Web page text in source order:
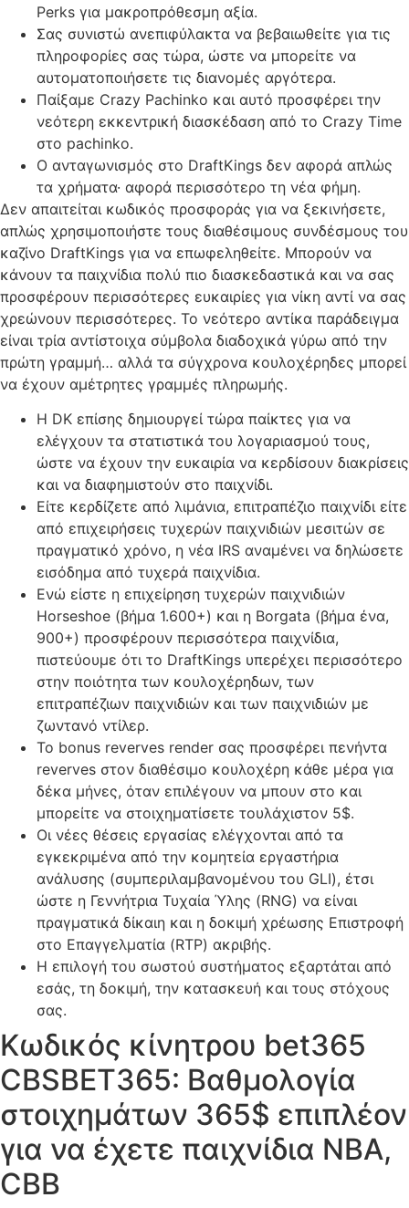
Perks για μακροπρόθεσμη αξία.
Σας συνιστώ ανεπιφύλακτα να βεβαιωθείτε για τις
πληροφορίες σας τώρα, ώστε να μπορείτε να
αυτοματοποιήσετε τις διανομές αργότερα.
Παίξαμε Crazy Pachinko και αυτό προσφέρει την
νεότερη εκκεντρική διασκέδαση από το Crazy Time
στο pachinko.
Ο ανταγωνισμός στο DraftKings δεν αφορά απλώς
τα χρήματα· αφορά περισσότερο τη νέα φήμη.
Δεν απαιτείται κωδικός προσφοράς για να ξεκινήσετε,
απλώς χρησιμοποιήστε τους διαθέσιμους συνδέσμους του
καζίνο DraftKings για να επωφεληθείτε. Μπορούν να
κάνουν τα παιχνίδια πολύ πιο διασκεδαστικά και να σας
προσφέρουν περισσότερες ευκαιρίες για νίκη αντί να σας
χρεώνουν περισσότερες. Το νεότερο αντίκα παράδειγμα
είναι τρία αντίστοιχα σύμβολα διαδοχικά γύρω από την
πρώτη γραμμή… αλλά τα σύγχρονα κουλοχέρηδες μπορεί
να έχουν αμέτρητες γραμμές πληρωμής.
Η DK επίσης δημιουργεί τώρα παίκτες για να
ελέγχουν τα στατιστικά του λογαριασμού τους,
ώστε να έχουν την ευκαιρία να κερδίσουν διακρίσεις
και να διαφημιστούν στο παιχνίδι.
Είτε κερδίζετε από λιμάνια, επιτραπέζιο παιχνίδι είτε
από επιχειρήσεις τυχερών παιχνιδιών μεσιτών σε
πραγματικό χρόνο, η νέα IRS αναμένει να δηλώσετε
εισόδημα από τυχερά παιχνίδια.
Ενώ είστε η επιχείρηση τυχερών παιχνιδιών
Horseshoe (βήμα 1.600+) και η Borgata (βήμα ένα,
900+) προσφέρουν περισσότερα παιχνίδια,
πιστεύουμε ότι το DraftKings υπερέχει περισσότερο
στην ποιότητα των κουλοχέρηδων, των
επιτραπέζιων παιχνιδιών και των παιχνιδιών με
ζωντανό ντίλερ.
Το bonus reverves render σας προσφέρει πενήντα
reverves στον διαθέσιμο κουλοχέρη κάθε μέρα για
δέκα μήνες, όταν επιλέγουν να μπουν στο και
μπορείτε να στοιχηματίσετε τουλάχιστον 5$.
Οι νέες θέσεις εργασίας ελέγχονται από τα
εγκεκριμένα από την κομητεία εργαστήρια
ανάλυσης (συμπεριλαμβανομένου του GLI), έτσι
ώστε η Γεννήτρια Τυχαία Ύλης (RNG) να είναι
πραγματικά δίκαιη και η δοκιμή χρέωσης Επιστροφή
στο Επαγγελματία (RTP) ακριβής.
Η επιλογή του σωστού συστήματος εξαρτάται από
εσάς, τη δοκιμή, την κατασκευή και τους στόχους
σας.
Κωδικός κίνητρου bet365
CBSBET365: Βαθμολογία
στοιχημάτων 365$ επιπλέον
για να έχετε παιχνίδια NBA,
CBB